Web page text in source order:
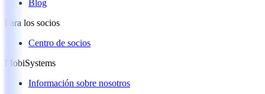
Blog
Para los socios
Centro de socios
MobiSystems
Información sobre nosotros